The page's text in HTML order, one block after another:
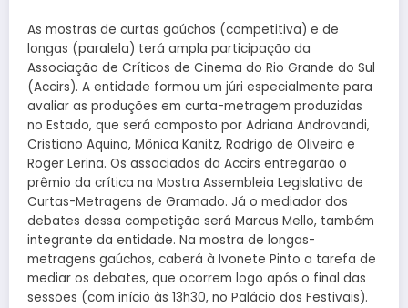
As mostras de curtas gaúchos (competitiva) e de
longas (paralela) terá ampla participação da
Associação de Críticos de Cinema do Rio Grande do Sul
(Accirs). A entidade formou um júri especialmente para
avaliar as produções em curta-metragem produzidas
no Estado, que será composto por Adriana Androvandi,
Cristiano Aquino, Mônica Kanitz, Rodrigo de Oliveira e
Roger Lerina. Os associados da Accirs entregarão o
prêmio da crítica na Mostra Assembleia Legislativa de
Curtas-Metragens de Gramado. Já o mediador dos
debates dessa competição será Marcus Mello, também
integrante da entidade. Na mostra de longas-
metragens gaúchos, caberá à Ivonete Pinto a tarefa de
mediar os debates, que ocorrem logo após o final das
sessões (com início às 13h30, no Palácio dos Festivais).